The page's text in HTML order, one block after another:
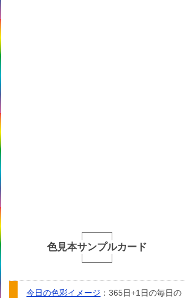
色見本サンプルカード
今日の色彩イメージ ：365日+1日の毎日の